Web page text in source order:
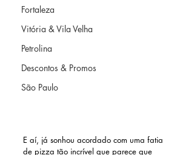
Fortaleza
Vitória & Vila Velha
Petrolina
Descontos & Promos
São Paulo
E aí, já sonhou acordado com uma fatia
de pizza tão incrível que parece que